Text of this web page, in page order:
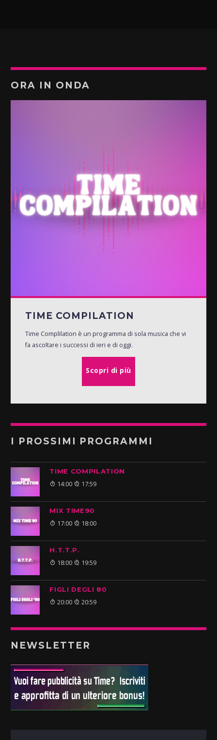
ORA IN ONDA
TIME COMPILATION
Time Complilation è un programma di sola musica che vi
fa ascoltare i successi di ieri e di oggi.
Scopri di più
I PROSSIMI PROGRAMMI
TIME COMPILATION
14:00 17:59
MIX TIME90
17:00 18:00
H.T.T.P.
18:00 19:59
FIGLI DEGLI 80
20:00 20:59
NEWSLETTER